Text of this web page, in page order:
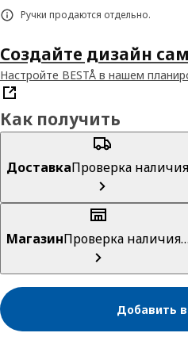
Ручки продаются отдельно.
Создайте дизайн
Настройте BESTÅ в нашем
Как получить
ДоставкаПроверка
МагазинПроверка наличия…
Добавить